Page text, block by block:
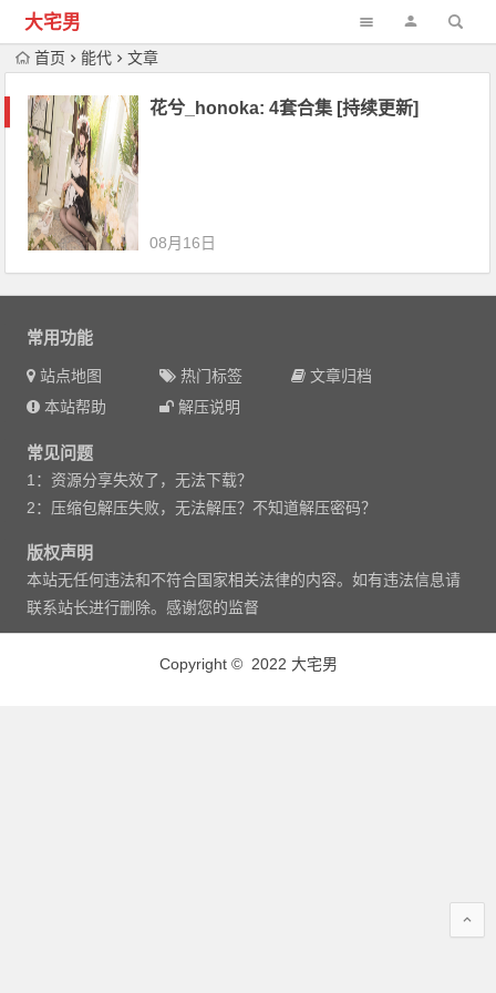
大宅男
首页 能代 文章
花兮_honoka: 4套合集 [持续更新]
08月16日
常用功能
站点地图 热门标签
文章归档
本站帮助
解压说明
常见问题
1：资源分享失效了，无法下载？
2：压缩包解压失败，无法解压？不知道解压密码？
版权声明
本站无任何违法和不符合国家相关法律的内容。如有违法信息请
联系站长进行删除。感谢您的监督
Copyright © 2022 大宅男